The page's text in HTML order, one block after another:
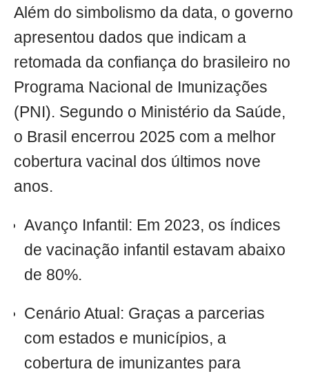
Além do simbolismo da data, o governo
apresentou dados que indicam a
retomada da confiança do brasileiro no
Programa Nacional de Imunizações
(PNI). Segundo o Ministério da Saúde,
o Brasil encerrou 2025 com a melhor
cobertura vacinal dos últimos nove
anos.
Avanço Infantil: Em 2023, os índices
de vacinação infantil estavam abaixo
de 80%.
Cenário Atual: Graças a parcerias
com estados e municípios, a
cobertura de imunizantes para